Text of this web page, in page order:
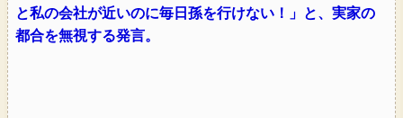
と私の会社が近いのに毎日孫を行けない！」と、実家の
都合を無視する発言。